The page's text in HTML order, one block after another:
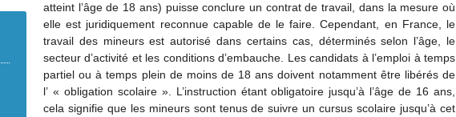
atteint l’âge de 18 ans) puisse conclure un contrat de travail, dans la mesure où
elle est juridiquement reconnue capable de le faire. Cependant, en France, le
travail des mineurs est autorisé dans certains cas, déterminés selon l’âge, le
secteur d’activité et les conditions d’embauche. Les candidats à l’emploi à temps
partiel ou à temps plein de moins de 18 ans doivent notamment être libérés de
l’ « obligation scolaire ». L’instruction étant obligatoire jusqu’à l’âge de 16 ans,
cela signifie que les mineurs sont tenus de suivre un cursus scolaire jusqu’à cet